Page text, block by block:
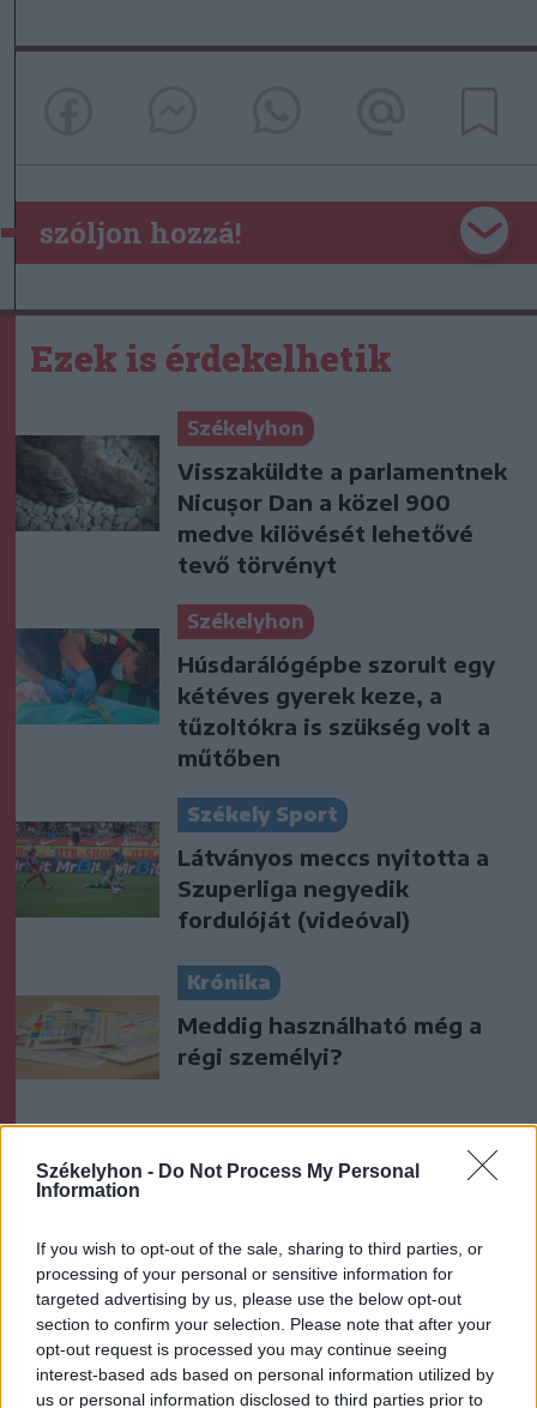
Székelyhon - Do Not Process My Personal
Information
If you wish to opt-out of the sale, sharing to third parties, or
processing of your personal or sensitive information for
targeted advertising by us, please use the below opt-out
section to confirm your selection. Please note that after your
opt-out request is processed you may continue seeing
interest-based ads based on personal information utilized by
us or personal information disclosed to third parties prior to
szóljon hozzá!
Ezek is érdekelhetik
Székelyhon
Visszaküldte a parlamentnek
Nicușor Dan a közel 900
medve kilövését lehetővé
tevő törvényt
Székelyhon
Húsdarálógépbe szorult egy
kétéves gyerek keze, a
tűzoltókra is szükség volt a
műtőben
Székely Sport
Látványos meccs nyitotta a
Szuperliga negyedik
fordulóját (videóval)
Krónika
Meddig használható még a
régi személyi?
Nőileg
Sándor Ella: Na, indíts, s
menjünk!